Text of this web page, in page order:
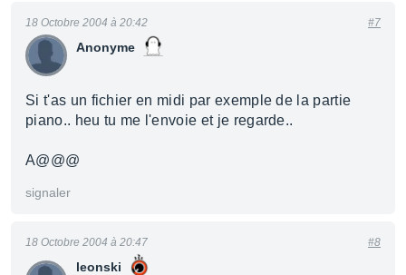
Anonyme
18 Octobre 2004 à 20:42 #7
Si t'as un fichier en midi par exemple de la partie
piano.. heu tu me l'envoie et je regarde..
A@@@
signaler
leonski
18 Octobre 2004 à 20:47 #8